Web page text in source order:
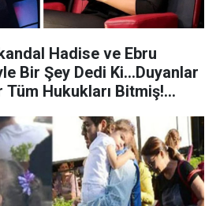
Hadise ve Ebru
Bir Şey Dedi Ki…Duyanlar
Tüm Hukukları Bitmiş!